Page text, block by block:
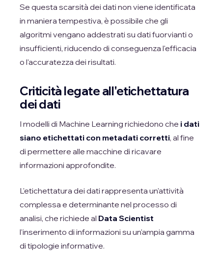
Se questa scarsità dei dati non viene identificata
in maniera tempestiva, è possibile che gli
algoritmi vengano addestrati su dati fuorvianti o
insufficienti, riducendo di conseguenza l'efficacia
o l'accuratezza dei risultati.
Criticità legate all'etichettatura
dei dati
I modelli di Machine Learning richiedono che i dati
siano etichettati con metadati corretti, al fine
di permettere alle macchine di ricavare
informazioni approfondite.
L'etichettatura dei dati rappresenta un'attività
complessa e determinante nel processo di
analisi, che richiede al Data Scientist
l'inserimento di informazioni su un'ampia gamma
di tipologie informative.